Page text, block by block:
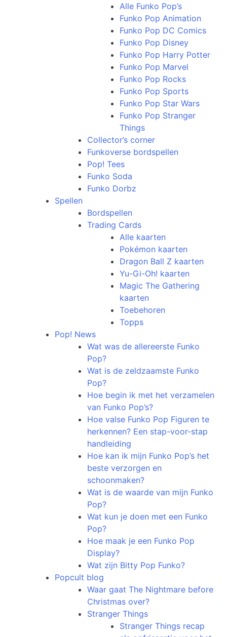
Alle Funko Pop’s
Funko Pop Animation
Funko Pop DC Comics
Funko Pop Disney
Funko Pop Harry Potter
Funko Pop Marvel
Funko Pop Rocks
Funko Pop Sports
Funko Pop Star Wars
Funko Pop Stranger
Things
Collector’s corner
Funkoverse bordspellen
Pop! Tees
Funko Soda
Funko Dorbz
Spellen
Bordspellen
Trading Cards
Alle kaarten
Pokémon kaarten
Dragon Ball Z kaarten
Yu-Gi-Oh! kaarten
Magic The Gathering
kaarten
Toebehoren
Topps
Pop! News
Wat was de allereerste Funko
Pop?
Wat is de zeldzaamste Funko
Pop?
Hoe begin ik met het verzamelen
van Funko Pop’s?
Hoe valse Funko Pop Figuren te
herkennen? Een stap-voor-stap
handleiding
Hoe kan ik mijn Funko Pop’s het
beste verzorgen en
schoonmaken?
Wat is de waarde van mijn Funko
Pop?
Wat kun je doen met een Funko
Pop?
Hoe maak je een Funko Pop
Display?
Wat zijn Bitty Pop Funko?
Popcult blog
Waar gaat The Nightmare before
Christmas over?
Stranger Things
Stranger Things recap